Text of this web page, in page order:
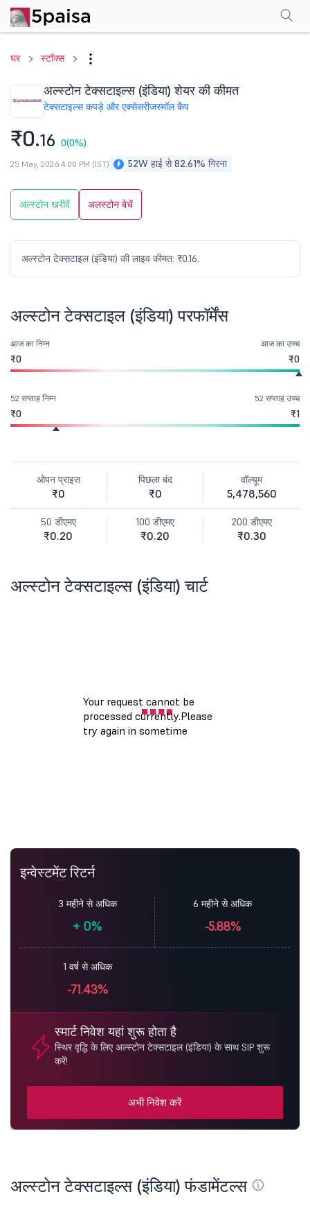
घर स्टॉक्स
अल्स्टोन टेक्सटाइल्स (इंडिया) शेयर की कीमत
टेक्सटाइल्स कपड़े और एक्सेसरीजस्मॉल कैप
₹0.16 0(0%)
52W हाई से 82.61% गिरना
25 May, 2026 4:00 PM (IST)
अल्स्टोन खरीदें अलस्टोन बेचें
अल्स्टोन टेक्सटाइल (इंडिया) की लाइव कीमत: ₹0.16.
परफॉर्मेंसफाइनेंशियल्स सामान्य प्रश्न
अल्स्टोन टेक्सटाइल (इंडिया) परफॉर्मेंस
आज का निम्न
₹0
आज का उच्च
₹0
52 सप्ताह निम्न
₹0
52 सप्ताह उच्च
₹1
ओपन प्राइस
₹0
पिछला बंद
₹0
वॉल्यूम
5,478,560
50 डीएमए
₹0.20
100 डीएमए
₹0.20
200 डीएमए
₹0.30
अल्स्टोन टेक्सटाइल्स (इंडिया) चार्ट
इन्वेस्टमेंट रिटर्न
3 महीने से अधिक
+ 0%
6 महीने से अधिक
-5.88%
1 वर्ष से अधिक
-71.43%
स्मार्ट निवेश यहां शुरू होता है
स्थिर वृद्धि के लिए अल्स्टोन टेक्सटाइल (इंडिया) के साथ SIP शुरू
करें!
अभी निवेश करें
अल्स्टोन टेक्सटाइल्स (इंडिया) फंडामेंटल्स